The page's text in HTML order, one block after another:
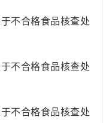
不合格食品核查处
不合格食品核查处
不合格食品核查处